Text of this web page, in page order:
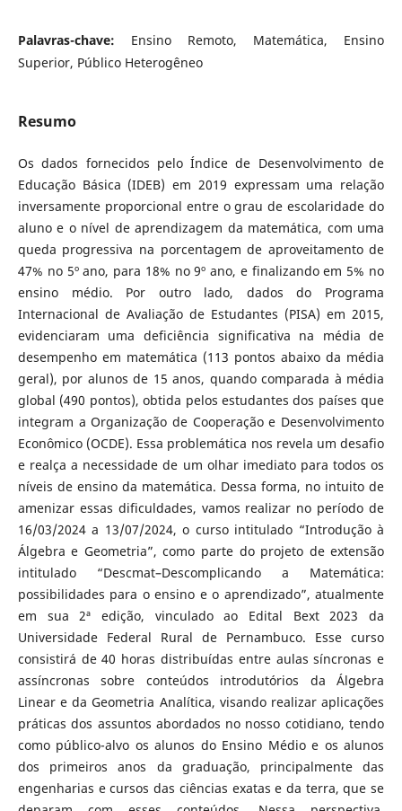
Palavras-chave: Ensino Remoto, Matemática, Ensino
Superior, Público Heterogêneo
Resumo
Os dados fornecidos pelo Índice de Desenvolvimento de
Educação Básica (IDEB) em 2019 expressam uma relação
inversamente proporcional entre o grau de escolaridade do
aluno e o nível de aprendizagem da matemática, com uma
queda progressiva na porcentagem de aproveitamento de
47% no 5º ano, para 18% no 9º ano, e finalizando em 5% no
ensino médio. Por outro lado, dados do Programa
Internacional de Avaliação de Estudantes (PISA) em 2015,
evidenciaram uma deficiência significativa na média de
desempenho em matemática (113 pontos abaixo da média
geral), por alunos de 15 anos, quando comparada à média
global (490 pontos), obtida pelos estudantes dos países que
integram a Organização de Cooperação e Desenvolvimento
Econômico (OCDE). Essa problemática nos revela um desafio
e realça a necessidade de um olhar imediato para todos os
níveis de ensino da matemática. Dessa forma, no intuito de
amenizar essas dificuldades, vamos realizar no período de
16/03/2024 a 13/07/2024, o curso intitulado “Introdução à
Álgebra e Geometria”, como parte do projeto de extensão
intitulado “Descmat–Descomplicando a Matemática:
possibilidades para o ensino e o aprendizado”, atualmente
em sua 2ª edição, vinculado ao Edital Bext 2023 da
Universidade Federal Rural de Pernambuco. Esse curso
consistirá de 40 horas distribuídas entre aulas síncronas e
assíncronas sobre conteúdos introdutórios da Álgebra
Linear e da Geometria Analítica, visando realizar aplicações
práticas dos assuntos abordados no nosso cotidiano, tendo
como público-alvo os alunos do Ensino Médio e os alunos
dos primeiros anos da graduação, principalmente das
engenharias e cursos das ciências exatas e da terra, que se